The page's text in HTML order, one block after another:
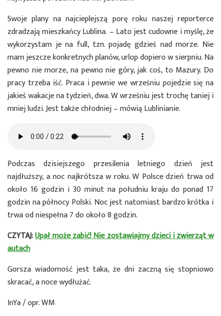
Swoje plany na najcieplejszą porę roku naszej reporterce
zdradzają mieszkańcy Lublina. – Lato jest cudowne i myślę, że
wykorzystam je na full, tzn. pojadę gdzieś nad morze. Nie
mam jeszcze konkretnych planów, urlop dopiero w sierpniu. Na
pewno nie morze, na pewno nie góry, jak coś, to Mazury. Do
pracy trzeba iść. Praca i pewnie we wrześniu pojedzie się na
jakieś wakacje na tydzień, dwa. W wrześniu jest trochę taniej i
mniej ludzi. Jest także chłodniej – mówią Lublinianie.
Podczas dzisiejszego przesilenia letniego dzień jest
najdłuższy, a noc najkrótsza w roku. W Polsce dzień trwa od
około 16 godzin i 30 minut na południu kraju do ponad 17
godzin na północy Polski. Noc jest natomiast bardzo krótka i
trwa od niespełna 7 do około 8 godzin.
CZYTAJ:Upał może zabić! Nie zostawiajmy dzieci i zwierząt w
autach
Gorsza wiadomość jest taka, że dni zaczną się stopniowo
skracać, a noce wydłużać.
InYa / opr. WM